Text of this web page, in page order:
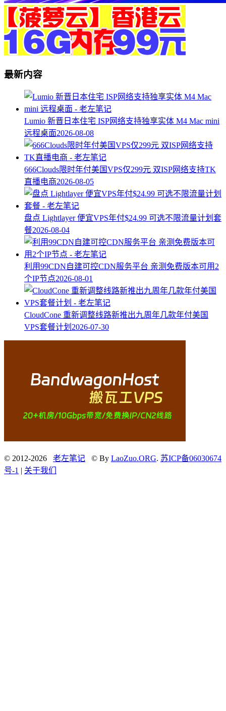
最新内容
Lumio 新晋日本住宅 ISP网络支持独享实体 M4 Mac mini
远程桌面2026-08-08
666Clouds限时年付美国VPS仅299元 双ISP网络支持TK
直播电商2026-08-05
盘点 Lightlayer 便宜VPS年付$24.99 可选不限流量计划套
餐2026-08-04
利用99CDN自建可控CDN服务平台 亲测免费版本可用2
个IP节点2026-08-01
CloudCone 重新调整线路新推出九周年几款年付美国
VPS套餐计划 2026-07-30
© 2012-2026 老左笔记 © By LaoZuo.ORG. 苏ICP备06030674
号-1 | 关于我们